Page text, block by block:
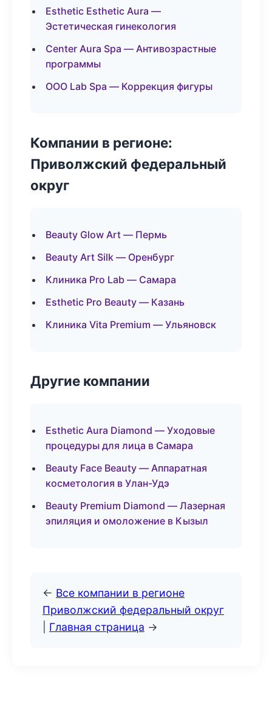
Esthetic Esthetic Aura —
Эстетическая гинекология
Center Aura Spa — Антивозрастные
программы
ООО Lab Spa — Коррекция фигуры
Компании в регионе:
Приволжский федеральный
округ
Beauty Glow Art — Пермь
Beauty Art Silk — Оренбург
Клиника Pro Lab — Самара
Esthetic Pro Beauty — Казань
Клиника Vita Premium — Ульяновск
Другие компании
Esthetic Aura Diamond — Уходовые
процедуры для лица в Самара
Beauty Face Beauty — Аппаратная
косметология в Улан-Удэ
Beauty Premium Diamond — Лазерная
эпиляция и омоложение в Кызыл
← Все компании в регионе
Приволжский федеральный округ
Главная страница →